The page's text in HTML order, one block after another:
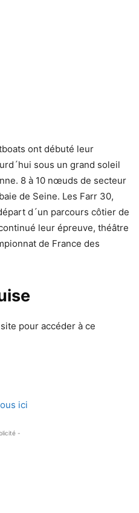
ont débuté leur
sous un grand soleil
8 à 10 nœuds de secteur
de Seine. Les Farr 30,
d´un parcours côtier de
leur épreuve, théâtre
de France des
pour accéder à ce
ici
-